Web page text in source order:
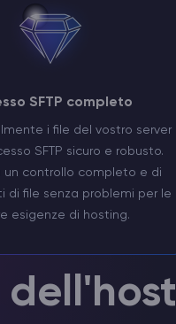
SFTP completo
i file del vostro server
SFTP sicuro e robusto.
un controllo completo e di
di file senza problemi per le
esigenze di hosting.